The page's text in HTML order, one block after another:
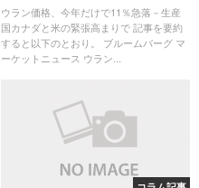
まりで
ウラン価格、今年だけで11％急落－生産
国カナダと米の緊張高まりで 記事を要約
すると以下のとおり。 ブルームバーグ マ
ーケットニュース ウラン...